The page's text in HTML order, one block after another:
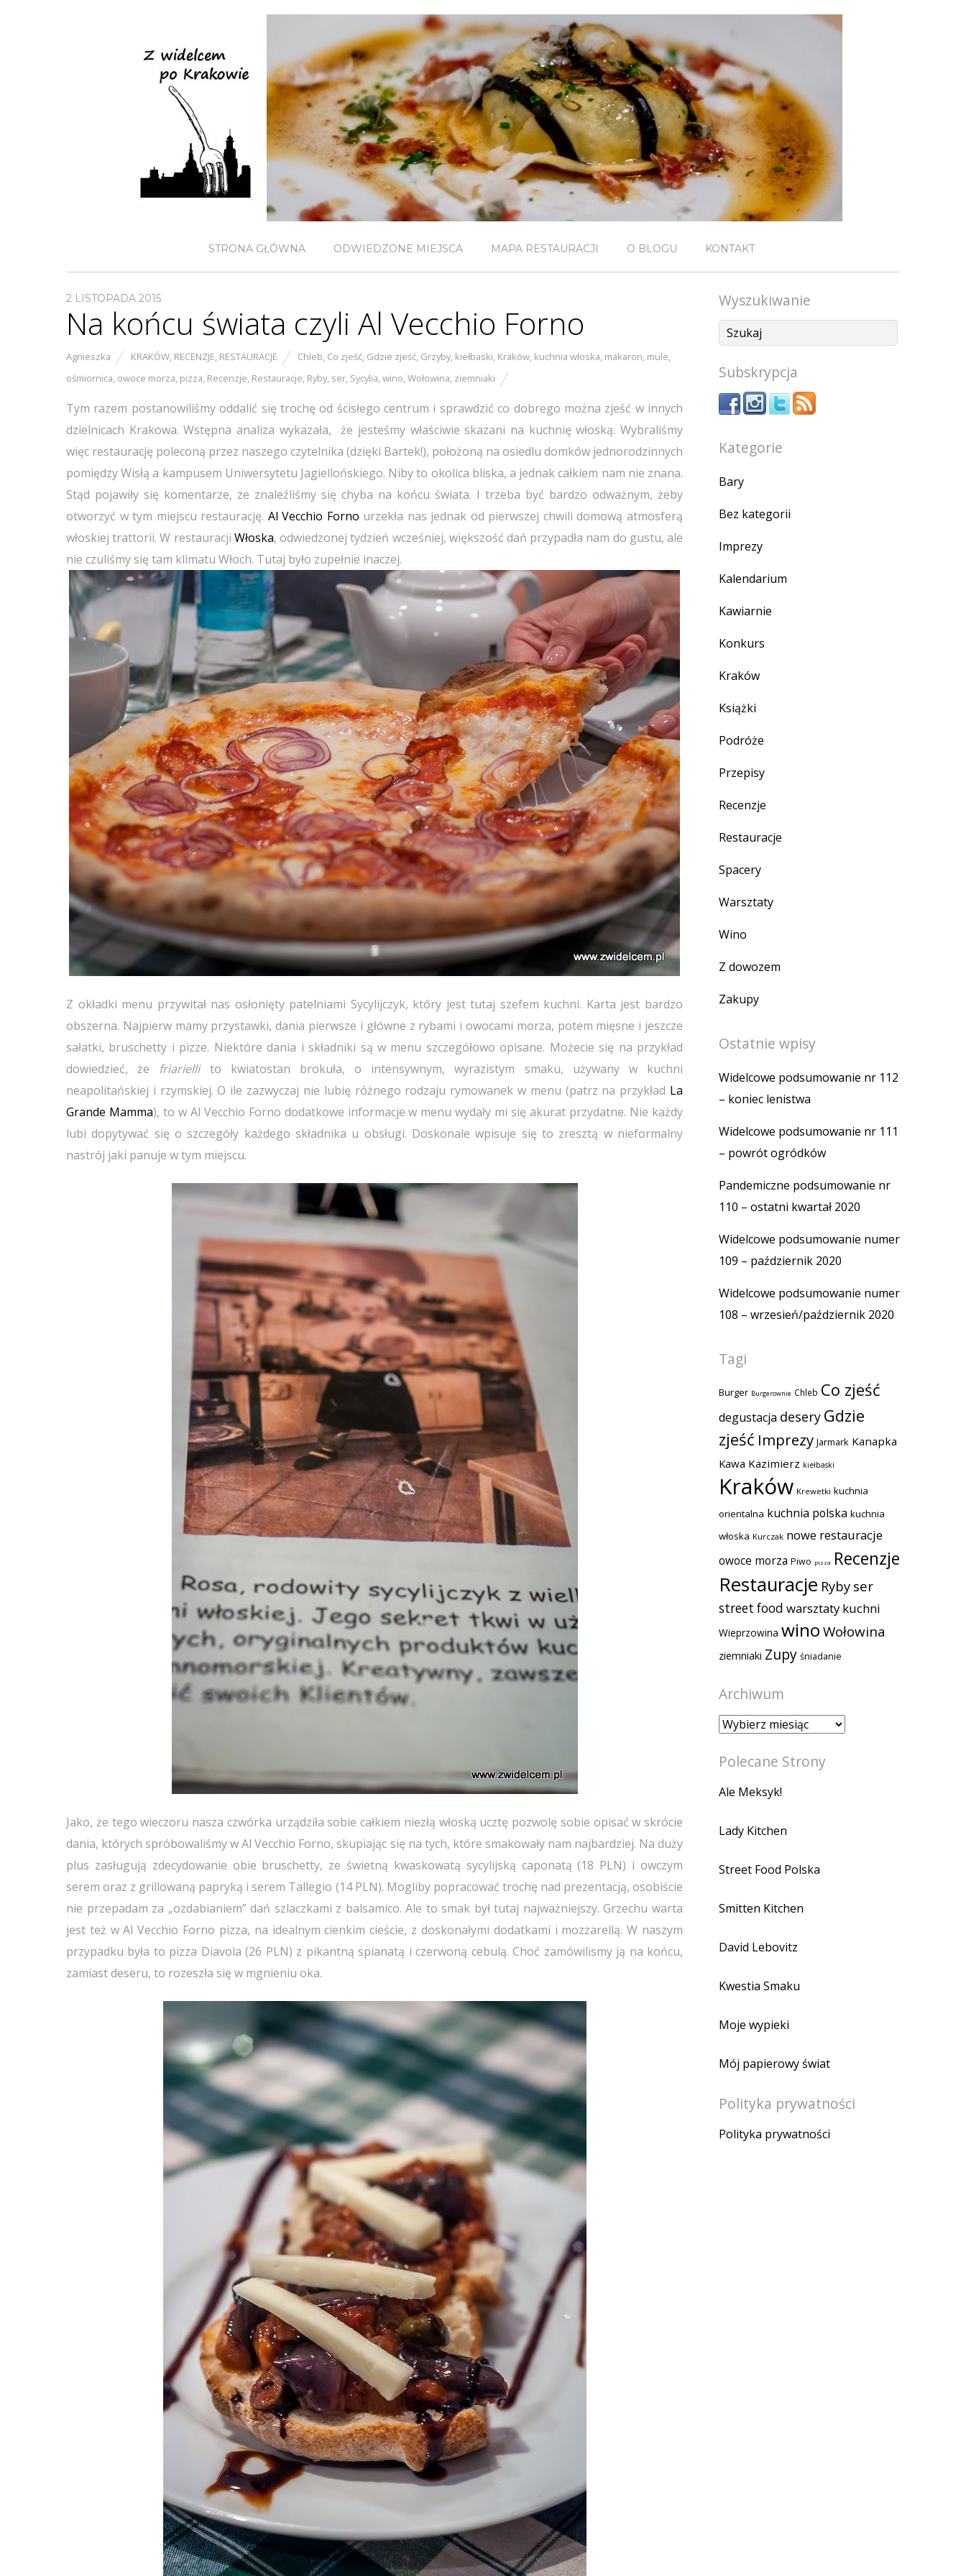
STRONA GŁÓWNA ODWIEDZONE MIEJSCA MAPA RESTAURACJI O BLOGU KONTAKT
2 LISTOPADA 2015
Na końcu świata czyli Al Vecchio Forno
Agnieszka KRAKÓW, RECENZJE, RESTAURACJE Chleb, Co zjeść, Gdzie zjeść, Grzyby, kiełbaski, Kraków, kuchnia włoska, makaron, mule,
ośmiornica, owoce morza, pizza, Recenzje, Restauracje, Ryby, ser, Sycylia,wino,Wołowina, ziemniaki
Tym razem postanowiliśmy oddalić się trochę od ścisłego centrum i sprawdzić co dobrego można zjeść w innych
dzielnicach Krakowa. Wstępna analiza wykazała, że jesteśmy właściwie skazani na kuchnię włoską. Wybraliśmy
więc restaurację poleconą przez naszego czytelnika (dzięki Bartek!), położoną na osiedlu domków jednorodzinnych
pomiędzy Wisłą a kampusem Uniwersytetu Jagiellońskiego. Niby to okolica bliska, a jednak całkiem nam nie znana.
Stąd pojawiły się komentarze, ze znaleźliśmy się chyba na końcu świata. I trzeba być bardzo odważnym, żeby
otworzyć w tym miejscu restaurację. Al Vecchio Forno urzekła nas jednak od pierwszej chwili domową atmosferą
włoskiej trattorii. W restauracji Włoska, odwiedzonej tydzień wcześniej, większość dań przypadła nam do gustu, ale
nie czuliśmy się tam klimatu Włoch. Tutaj było zupełnie inaczej.
Z okładki menu przywitał nas osłonięty patelniami Sycylijczyk, który jest tutaj szefem kuchni. Karta jest bardzo
obszerna. Najpierw mamy przystawki, dania pierwsze i główne z rybami i owocami morza, potem mięsne i jeszcze
sałatki, bruschetty i pizze. Niektóre dania i składniki są w menu szczegółowo opisane. Możecie się na przykład
dowiedzieć, że friarielli to kwiatostan brokuła, o intensywnym, wyrazistym smaku, używany w kuchni
neapolitańskiej i rzymskiej. O ile zazwyczaj nie lubię różnego rodzaju rymowanek w menu (patrz na przykład La
Grande Mamma), to w Al Vecchio Forno dodatkowe informacje w menu wydały mi się akurat przydatne. Nie każdy
lubi dopytywać się o szczegóły każdego składnika u obsługi. Doskonale wpisuje się to zresztą w nieformalny
nastrój jaki panuje w tym miejscu.
Jako, że tego wieczoru nasza czwórka urządziła sobie całkiem niezłą włoską ucztę pozwolę sobie opisać w skrócie
dania, których spróbowaliśmy w Al Vecchio Forno, skupiając się na tych, które smakowały nam najbardziej. Na duży
plus zasługują zdecydowanie obie bruschetty, ze świetną kwaskowatą sycylijską caponatą (18 PLN) i owczym
serem oraz z grillowaną papryką i serem Tallegio (14 PLN). Mogliby popracować trochę nad prezentacją, osobiście
nie przepadam za „ozdabianiem” dań szlaczkami z balsamico. Ale to smak był tutaj najważniejszy. Grzechu warta
jest też w Al Vecchio Forno pizza, na idealnym cienkim cieście, z doskonałymi dodatkami i mozzarellą. W naszym
przypadku była to pizza Diavola (26 PLN) z pikantną spianatą i czerwoną cebulą. Choć zamówilismy ją na końcu,
zamiast deseru, to rozeszła się w mgnieniu oka.
Wyszukiwanie
Subskrypcja
Kategorie
Bary
Bez kategorii
Imprezy
Kalendarium
Kawiarnie
Konkurs
Kraków
Książki
Podróże
Przepisy
Recenzje
Restauracje
Spacery
Warsztaty
Wino
Z dowozem
Zakupy
Ostatnie wpisy
Widelcowe podsumowanie nr 112
– koniec lenistwa
Widelcowe podsumowanie nr 111
– powrót ogródków
Pandemiczne podsumowanie nr
110 – ostatni kwartał 2020
Widelcowe podsumowanie numer
109 – październik 2020
Widelcowe podsumowanie numer
108 – wrzesień/październik 2020
Tagi
Burger Burgerownie Chleb Co zjeść
degustacja desery Gdzie
zjeść Imprezy Jarmark Kanapka
Kawa Kazimierz kiełbaski
Kraków Krewetki kuchnia
orientalna kuchnia polska kuchnia
włoska Kurczak nowe restauracje
owoce morza Piwo pizza Recenzje
Restauracje Ryby ser
street food warsztaty kuchni
Wieprzowina winoWołowina
ziemniaki Zupy śniadanie
Archiwum
Archiwum
Polecane Strony
Ale Meksyk!
Lady Kitchen
Street Food Polska
Smitten Kitchen
David Lebovitz
Kwestia Smaku
Moje wypieki
Mój papierowy świat
Polityka prywatności
Polityka prywatności